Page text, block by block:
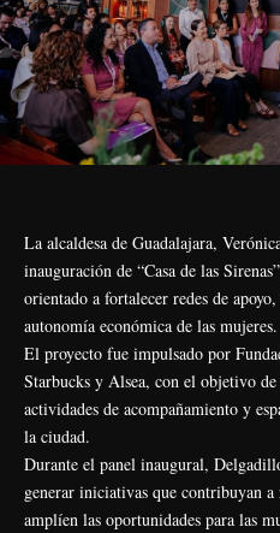
La alcaldesa de Guadalajara,
inauguración de “Casa de las
orientado a fortalecer redes de
autonomía económica de las mujeres.
El proyecto fue impulsado por
Starbucks y Alsea, con el objetivo
actividades de acompañamiento y
la ciudad.
Durante el panel inaugural,
generar iniciativas que contribuyan
amplíen las oportunidades para las